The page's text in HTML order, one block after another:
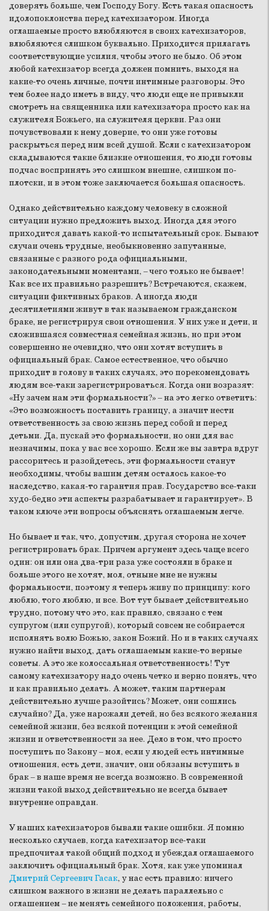
доверять больше, чем Господу Богу. Есть такая опасность
идолопоклонства перед катехизатором. Иногда
оглашаемые просто влюбляются в своих катехизаторов,
влюбляются слишком буквально. Приходится прилагать
соответствующие усилия, чтобы этого не было. Об этом
любой катехизатор всегда должен помнить, выходя на
какие-то очень личные, почти интимные разговоры. Это
тем более надо иметь в виду, что люди еще не привыкли
смотреть на священника или катехизатора просто как на
служителя Божьего, на служителя церкви. Раз они
почувствовали к нему доверие, то они уже готовы
раскрыться перед ним всей душой. Если с катехизатором
складываются такие близкие отношения, то люди готовы
подчас воспринять это слишком внешне, слишком по-
плотски, и в этом тоже заключается большая опасность.
Однако действительно каждому человеку в сложной
ситуации нужно предложить выход. Иногда для этого
приходится давать какой-то испытательный срок. Бывают
случаи очень трудные, необыкновенно запутанные,
связанные с разного рода официальными,
законодательными моментами, – чего только не бывает!
Как все их правильно разрешить? Встречаются, скажем,
ситуации фиктивных браков. А иногда люди
десятилетиями живут в так называемом гражданском
браке, не регистрируя свои отношения. У них уже и дети, и
сложившаяся совместная семейная жизнь, но при этом
совершенно не очевидно, что они хотят вступить в
официальный брак. Самое естественное, что обычно
приходит в голову в таких случаях, это порекомендовать
людям все-таки зарегистрироваться. Когда они возразят:
«Ну зачем нам эти формальности?» – на это легко ответить:
«Это возможность поставить границу, а значит нести
ответственность за свою жизнь перед собой и перед
детьми. Да, пускай это формальности, но они для вас
незначимы, пока у вас все хорошо. Если же вы завтра вдруг
рассоритесь и разойдетесь, эти формальности станут
необходимы, чтобы вашим детям осталось какое-то
наследство, какая-то гарантия прав. Государство все-таки
худо-бедно эти аспекты разрабатывает и гарантирует». В
таком ключе эти вопросы объяснять оглашаемым легче.
Но бывает и так, что, допустим, другая сторона не хочет
регистрировать брак. Причем аргумент здесь чаще всего
один: он или она два-три раза уже состояли в браке и
больше этого не хотят, мол, отныне мне не нужны
формальности, поэтому я теперь живу по принципу: кого
люблю, того люблю, и все. Вот тут бывает действительно
трудно, потому что это, как правило, связано с тем
супругом (или супругой), который совсем не собирается
исполнять волю Божью, закон Божий. Но и в таких случаях
нужно найти выход, дать оглашаемым какие-то верные
советы. А это же колоссальная ответственность! Тут
самому катехизатору надо очень четко и верно понять, что
и как правильно делать. А может, таким партнерам
действительно лучше разойтись? Может, они сошлись
случайно? Да, уже нарожали детей, но без всякого желания
семейной жизни, без всякой потенции к этой семейной
жизни и ответственности за нее. Дело в том, что просто
поступить по Закону – мол, если у людей есть интимные
отношения, есть дети, значит, они обязаны вступить в
брак – в наше время не всегда возможно. В современной
жизни такой выход действительно не всегда бывает
внутренне оправдан.
У наших катехизаторов бывали такие ошибки. Я помню
несколько случаев, когда катехизатор все-таки
предпочитал такой общий подход и убеждал оглашаемого
заключить официальный брак. Хотя, как уже упоминал
Дмитрий Сергеевич Гасак, у нас есть правило: ничего
слишком важного в жизни не делать параллельно с
оглашением – не менять семейного положения, работы,